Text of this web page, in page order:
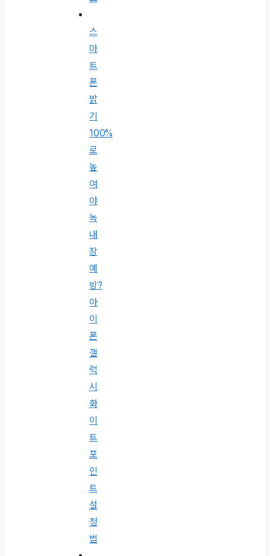
스
마
트
폰
밝
기
100%
로
높
여
야
녹
내
장
예
방?
아
이
폰
갤
럭
시
화
이
트
포
인
트
설
정
법